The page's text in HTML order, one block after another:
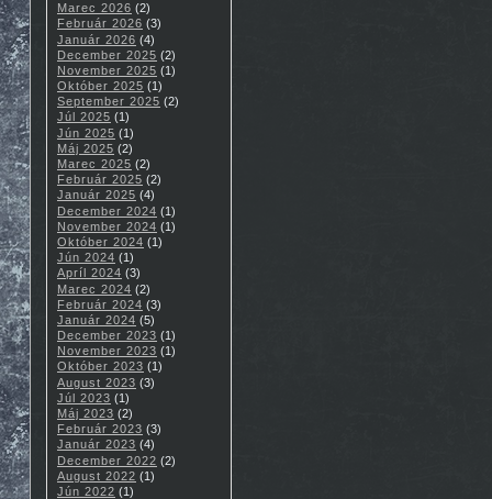
Marec 2026 (2)
Február 2026 (3)
Január 2026 (4)
December 2025 (2)
November 2025 (1)
Október 2025 (1)
September 2025 (2)
Júl 2025 (1)
Jún 2025 (1)
Máj 2025 (2)
Marec 2025 (2)
Február 2025 (2)
Január 2025 (4)
December 2024 (1)
November 2024 (1)
Október 2024 (1)
Jún 2024 (1)
Apríl 2024 (3)
Marec 2024 (2)
Február 2024 (3)
Január 2024 (5)
December 2023 (1)
November 2023 (1)
Október 2023 (1)
August 2023 (3)
Júl 2023 (1)
Máj 2023 (2)
Február 2023 (3)
Január 2023 (4)
December 2022 (2)
August 2022 (1)
Jún 2022 (1)